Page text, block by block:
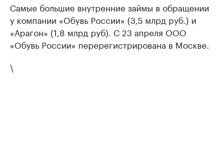
Самые большие внутренние займы в обращении
у компании «Обувь России» (3,5 млрд руб.) и
«Арагон» (1,8 млрд руб). С 23 апреля ООО
«Обувь России» перерегистрирована в Москве.
\